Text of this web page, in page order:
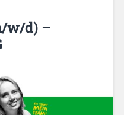
w/d) –